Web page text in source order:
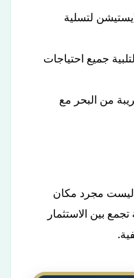
لتسلية
جميع احتياجات
من البحر مع
ليست مجرد مكان
بين الاستثمار